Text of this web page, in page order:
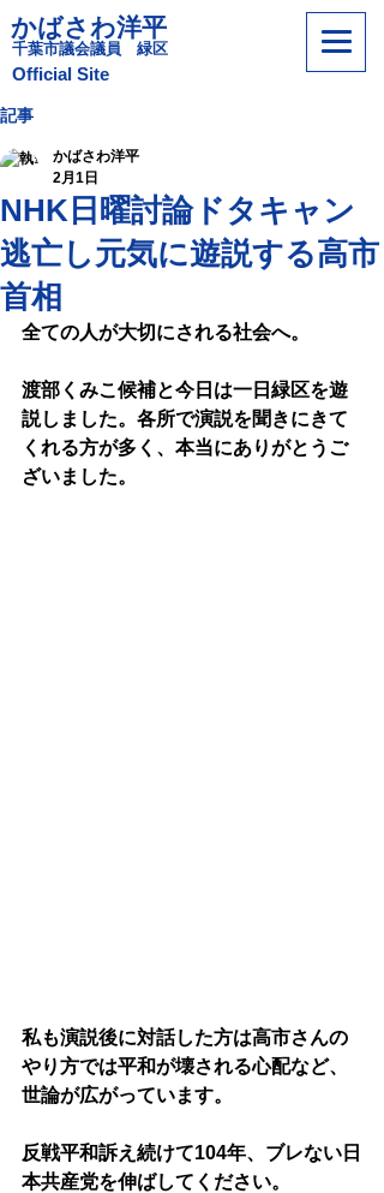
かばさわ洋平
​千葉市議会議員 緑区
​Official Site
記事
NHK日曜討論ドタキャン
逃亡し元気に遊説する高市
首相
かばさわ洋平
2月1日
全ての人が大切にされる社会へ。
渡部くみこ候補と今日は一日緑区を遊
説しました。各所で演説を聞きにきて
くれる方が多く、本当にありがとうご
ざいました。
私も演説後に対話した方は高市さんの
やり方では平和が壊される心配など、
世論が広がっています。
反戦平和訴え続けて104年、ブレない日
本共産党を伸ばしてください。